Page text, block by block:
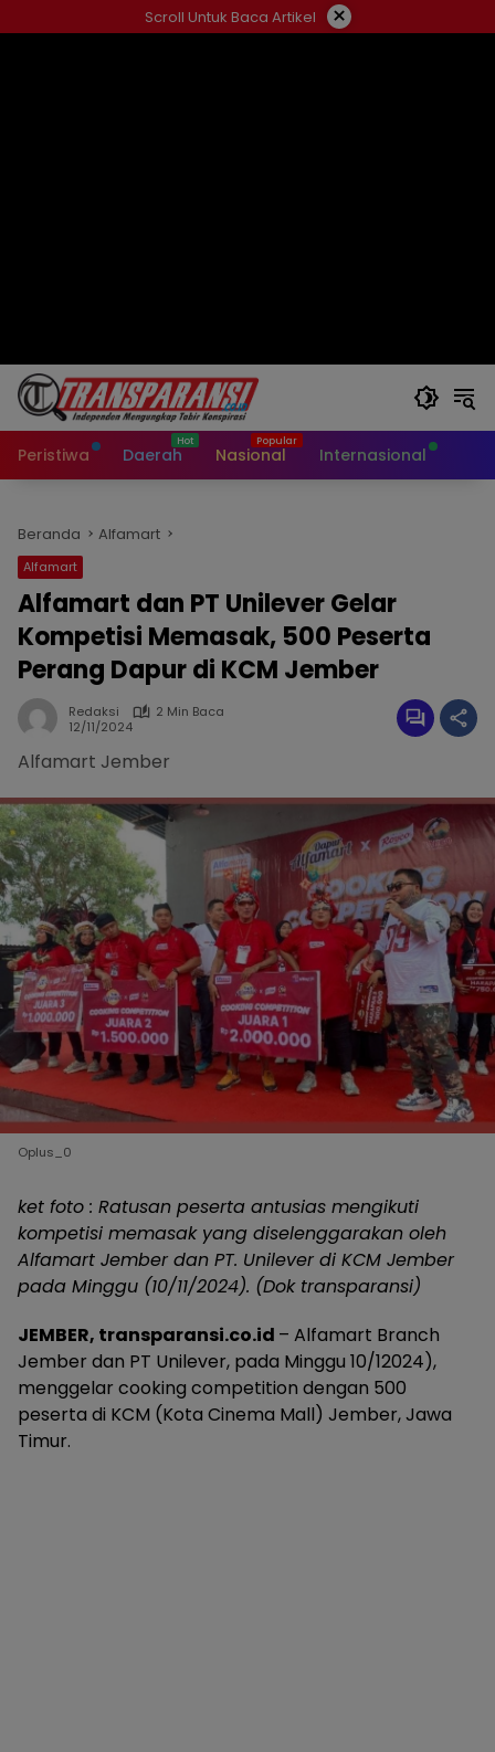
ke
Scroll Untuk Baca Artikel ×
Peristiwa Daerah Nasional Internasional
Beranda Alfamart
Alfamart
Alfamart dan PT Unilever Gelar
Kompetisi Memasak, 500 Peserta
Perang Dapur di KCM Jember
Redaksi
2 Min Baca
12/11/2024
Alfamart Jember
Oplus_0
ket foto : Ratusan peserta antusias mengikuti
kompetisi memasak yang diselenggarakan oleh
Alfamart Jember dan PT. Unilever di KCM Jember
pada Minggu (10/11/2024). (Dok transparansi)
JEMBER, transparansi.co.id – Alfamart Branch
Jember dan PT Unilever, pada Minggu 10/12024),
menggelar cooking competition dengan 500
peserta di KCM (Kota Cinema Mall) Jember, Jawa
Timur.